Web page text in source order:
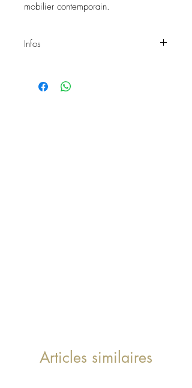
mobilier contemporain.
Infos
Hauteur d'assise: 46 cm
Articles similaires